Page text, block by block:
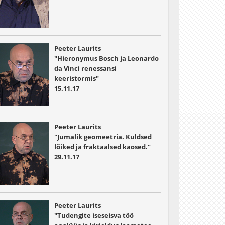
Peeter Laurits
"Hieronymus Bosch ja Leonardo
da Vinci renessansi
keeristormis"
15.11.17
Peeter Laurits
"Jumalik geomeetria. Kuldsed
lõiked ja fraktaalsed kaosed."
29.11.17
Peeter Laurits
"Tudengite iseseisva töö